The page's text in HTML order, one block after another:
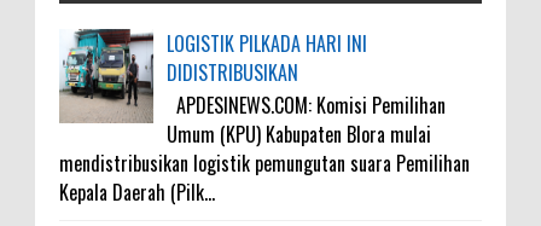
LOGISTIK PILKADA HARI INI
DIDISTRIBUSIKAN
APDESINEWS.COM: Komisi Pemilihan
Umum (KPU) Kabupaten Blora mulai
mendistribusikan logistik pemungutan suara Pemilihan
Kepala Daerah (Pilk...